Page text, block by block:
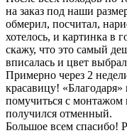
на заказ под наши
обмерил, посчитал,
хотелось, и картинка в
скажу, что это самый
вписалась и цвет
Примерно через 2
красавицу!
помучиться с монтажом
получился отменный.
Большое всем спасибо!